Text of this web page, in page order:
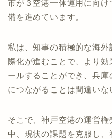
市が３空港一体運用に向
備を進めています。
私は、知事の積極的な海外
際化が進むことで、より
ールすることができ、兵
につながることは間違いな
そこで、神戸空港の運営
中、現状の課題を克服し